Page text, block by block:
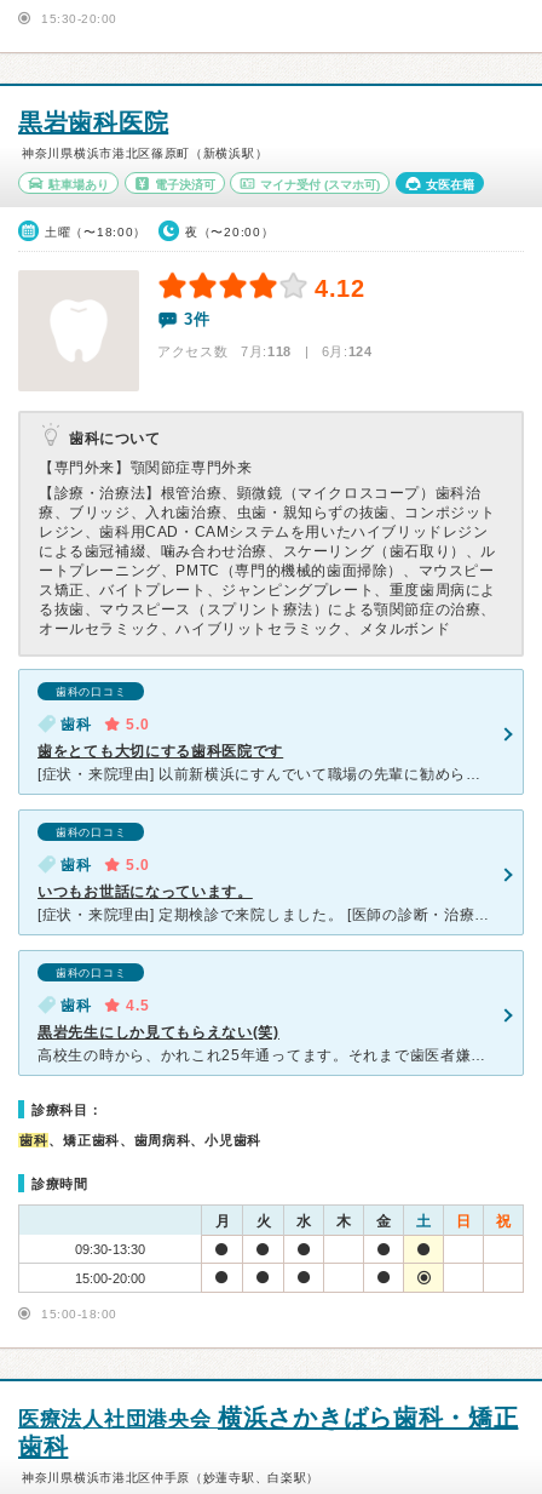
15:30-20:00
黒岩歯科医院
神奈川県横浜市港北区篠原町（新横浜駅）
駐車場あり 電子決済可 マイナ受付 (スマホ可) 女医在籍
土曜（〜18:00） 夜（〜20:00）
4.12
3件
アクセス数 7月:118 | 6月:124
歯科について
【専門外来】 顎関節症専門外来
【診療・治療法】 根管治療、顕微鏡（マイクロスコープ）歯科治
療、ブリッジ、入れ歯治療、虫歯・親知らずの抜歯、コンポジット
レジン、歯科用CAD・CAMシステムを用いたハイブリッドレジン
による歯冠補綴、噛み合わせ治療、スケーリング（歯石取り）、ル
ートプレーニング、PMTC（専門的機械的歯面掃除）、マウスピー
ス矯正、バイトプレート、ジャンピングプレート、重度歯周病によ
る抜歯、マウスピース（スプリント療法）による顎関節症の治療、
オールセラミック、ハイブリットセラミック、メタルボンド
歯科の口コミ
歯科
5.0
歯をとても大切にする歯科医院です
[症状・来院理由] 以前新横浜にすんでいて職場の先輩に勧められ来院した。とても歯を大切にする先生で来院回数も初回に教えてくれるので気に入っていた。引っ越したため近くの歯医者に行ったが方針が全く異なり
歯科の口コミ
歯科
5.0
いつもお世話になっています。
[症状・来院理由] 定期検診で来院しました。 [医師の診断・治療法] 以前に抜歯した親不知の箇所がその後どうか聞かれ、特に異常なかったので、その旨伝え、見てもらったところ大丈夫とのこと。他の歯も
歯科の口コミ
歯科
4.5
黒岩先生にしか見てもらえない(笑)
高校生の時から、かれこれ25年通ってます。それまで歯医者嫌いで怖くて仕方なかったのですが、しぶしぶ伺った黒岩歯科で恐怖が無くなりました。 診察施術はベットで横になりながらになります。 ビクビクして
診療科目：
歯科、矯正歯科、歯周病科、小児歯科
診療時間
月 火 水 木 金 土 日 祝
09:30-13:30
15:00-20:00
15:00-18:00
医療法人社団港央会 横浜さかきばら歯科・矯正
歯科
神奈川県横浜市港北区仲手原（妙蓮寺駅、白楽駅）